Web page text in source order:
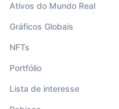
Ativos do Mundo Real
Gráficos Globais
NFTs
Portfólio
Lista de interesse